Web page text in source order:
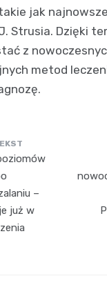
jak
Strusia. Dzięki
z
metod
–
już w